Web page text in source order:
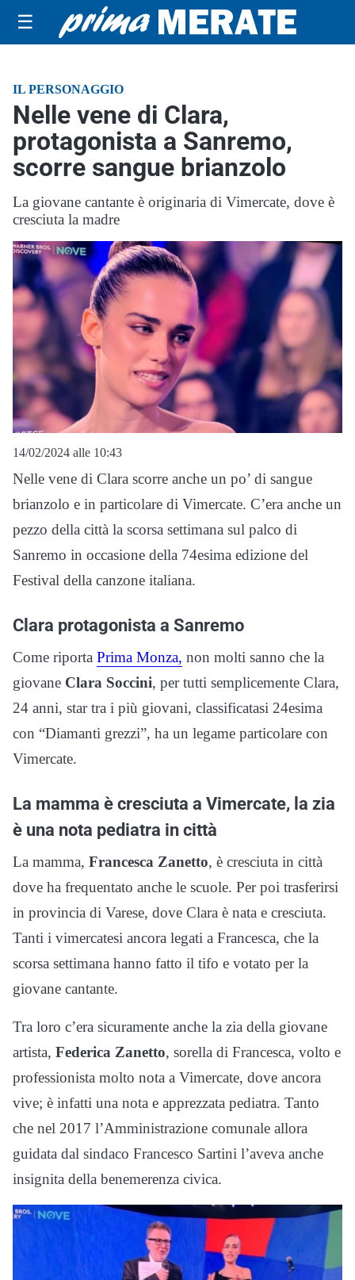
☰
IL PERSONAGGIO
Nelle vene di Clara,
protagonista a Sanremo,
scorre sangue brianzolo
La giovane cantante è originaria di Vimercate, dove è
cresciuta la madre
14/02/2024 alle 10:43
Nelle vene di Clara scorre anche un po’ di sangue
brianzolo e in particolare di Vimercate. C’era anche un
pezzo della città la scorsa settimana sul palco di
Sanremo in occasione della 74esima edizione del
Festival della canzone italiana.
Clara protagonista a Sanremo
Come riporta Prima Monza, non molti sanno che la
giovane Clara Soccini, per tutti semplicemente Clara,
24 anni, star tra i più giovani, classificatasi 24esima
con “Diamanti grezzi”, ha un legame particolare con
Vimercate.
La mamma è cresciuta a Vimercate, la zia
è una nota pediatra in città
La mamma, Francesca Zanetto, è cresciuta in città
dove ha frequentato anche le scuole. Per poi trasferirsi
in provincia di Varese, dove Clara è nata e cresciuta.
Tanti i vimercatesi ancora legati a Francesca, che la
scorsa settimana hanno fatto il tifo e votato per la
giovane cantante.
Tra loro c’era sicuramente anche la zia della giovane
artista, Federica Zanetto, sorella di Francesca, volto e
professionista molto nota a Vimercate, dove ancora
vive; è infatti una nota e apprezzata pediatra. Tanto
che nel 2017 l’Amministrazione comunale allora
guidata dal sindaco Francesco Sartini l’aveva anche
insignita della benemerenza civica.